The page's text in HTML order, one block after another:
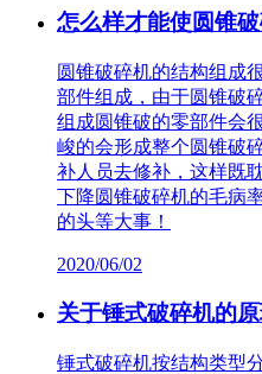
怎么样才能使圆锥
圆锥破碎机的结构组成
部件组成，由于圆锥破
组成圆锥破的零部件会
峻的会形成整个圆锥破
补人员去修补，这样既
下降圆锥破碎机的毛病
的头等大事！
2020/06/02
关于锤式破碎机的
锤式破碎机按结构类型